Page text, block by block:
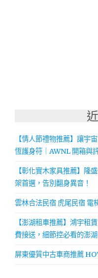
【情人節禮物推薦】讓宇
恆護身符｜AWNL 開箱與
【彰化實木家具推薦】隆
架首選，告別翻身異音！
雲林合法民宿 虎尾民宿 電
【澎湖租車推薦】鴻宇租
費接送，細節控必看的澎
屏東優質中古車商推薦